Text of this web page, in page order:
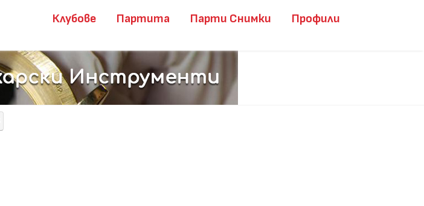
Клубове Партита Парти Снимки Профили